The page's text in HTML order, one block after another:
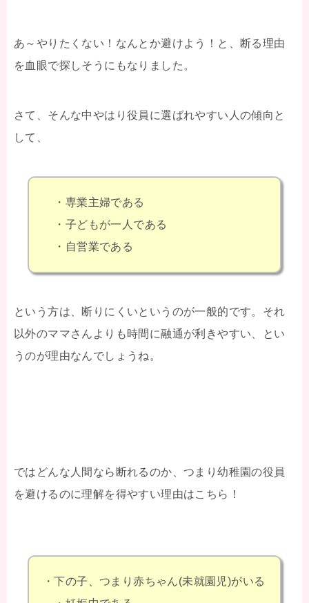
あ～やりたくない！なんとか避けよう！と、断る理由
を血眼で探しそうにもなりました。
さて、そんな中やはり役員に選ばれやすい人の傾向と
して、
・専業主婦である
・子どもが一人である
・自営業である
という方は、断りにくいというのが一般的です。それ
以外のママさんよりも時間に融通が利きやすい、とい
うのが理由なんでしょうね。
ではどんな人間なら断れるのか、つまり幼稚園の役員
を避けるのに理解を得やすい理由はこちら！
・下の子、つまり赤ちゃん(未就園児)がいる